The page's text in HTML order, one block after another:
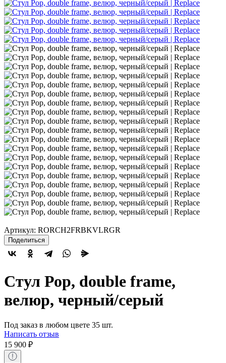
Артикул: RORCH2FRBKVLRGR
Поделиться
Стул Рор, double frame,
велюр, черный/серый
Под заказ в любом цвете 35 шт.
Написать отзыв
15 900 ₽